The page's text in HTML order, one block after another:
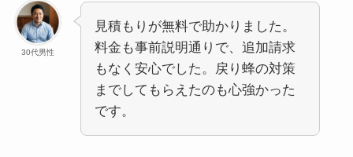
30代男性
見積もりが無料で助かりました。
料金も事前説明通りで、追加請求
もなく安心でした。戻り蜂の対策
までしてもらえたのも心強かった
です。